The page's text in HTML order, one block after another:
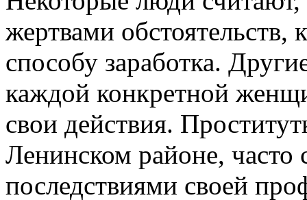
жертвами обстоятельств,
способу заработка.
каждой конкретной
свои действия.
Ленинском районе, часто
последствиями своей